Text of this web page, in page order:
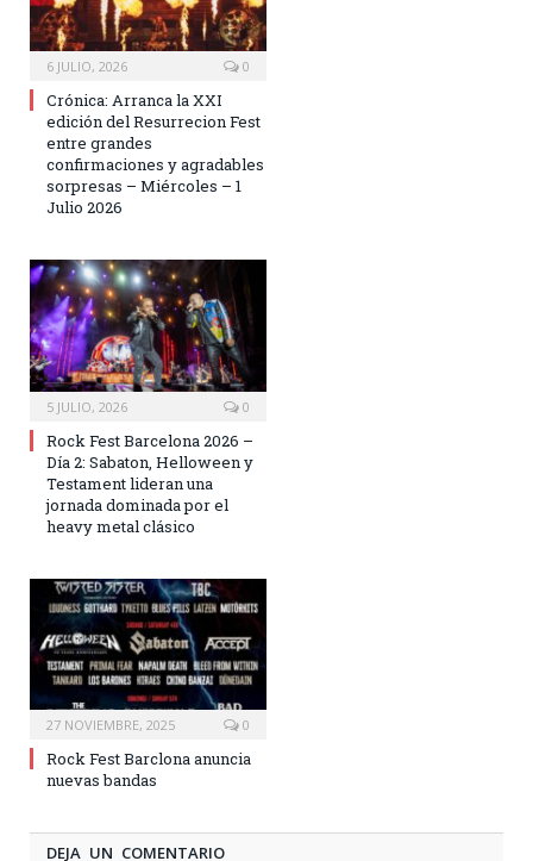
6 JULIO, 2026 0
Crónica: Arranca la XXI
edición del Resurrecion Fest
entre grandes
confirmaciones y agradables
sorpresas – Miércoles – 1
Julio 2026
5 JULIO, 2026 0
Rock Fest Barcelona 2026 –
Día 2: Sabaton, Helloween y
Testament lideran una
jornada dominada por el
heavy metal clásico
27 NOVIEMBRE, 2025 0
Rock Fest Barclona anuncia
nuevas bandas
DEJA UN COMENTARIO